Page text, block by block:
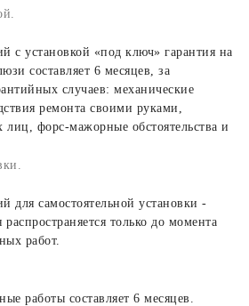
с установкой «под ключ» гарантия на
составляет 6 месяцев, за
случаев: механические
ремонта своими руками,
лиц, форс-мажорные обстоятельства и
для самостоятельной установки -
распространяется только до момента
работ.
работы составляет 6 месяцев.